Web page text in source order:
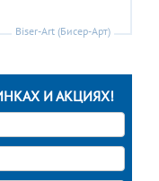
Biser-Art (Бисер-Арт)
И АКЦИЯХ!